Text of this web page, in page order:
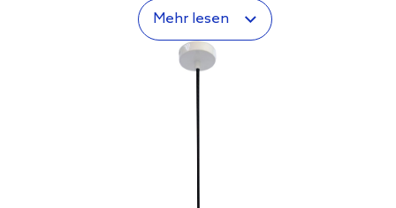
Mehr lesen